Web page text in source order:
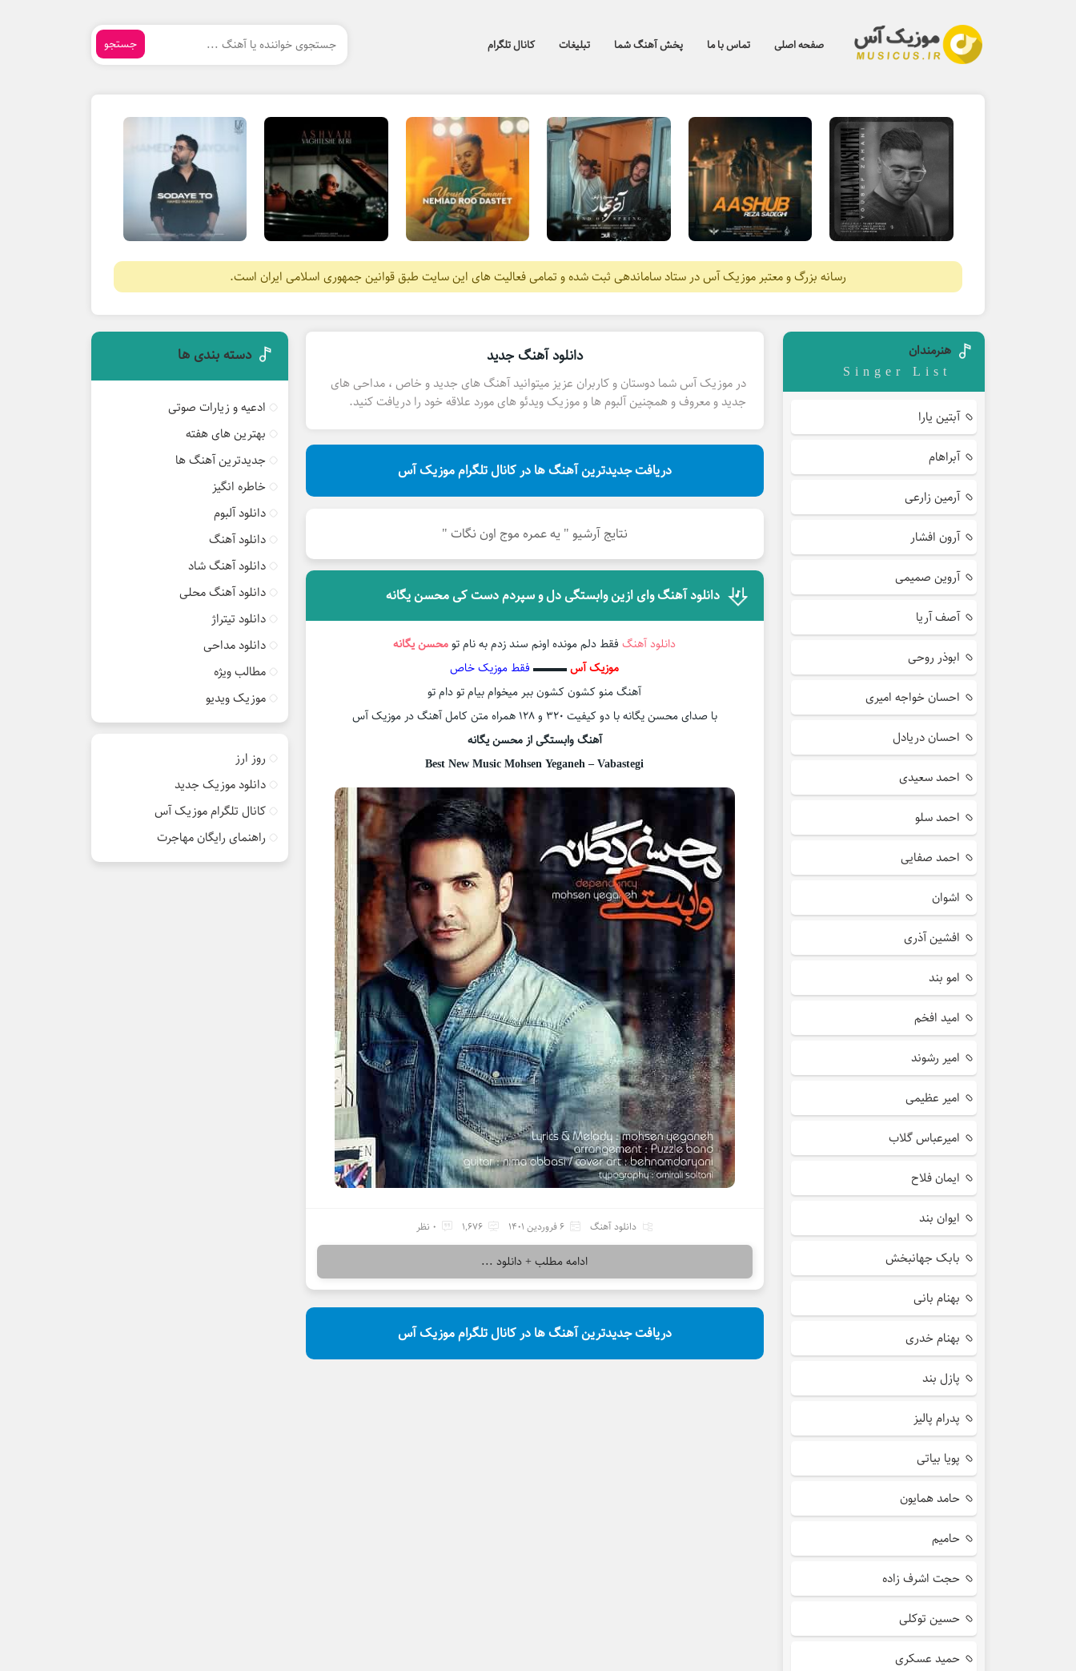
صفحه اصلی تماس با ما پخش آهنگ شما تبلیغات کانال تلگرام جستجو
رسانه بزرگ و معتبر موزیک آس در ستاد ساماندهی ثبت شده و تمامی فعالیت های این سایت طبق قوانین جمهوری اسلامی ایران است.
دانلود آهنگ جدید
در موزیک آس شما دوستان و کاربران عزیز میتوانید آهنگ های جدید و خاص ، مداحی های
جدید و معروف و همچنین آلبوم ها و موزیک ویدئو های مورد علاقه خود را دریافت کنید.
دریافت جدیدترین آهنگ ها در کانال تلگرام موزیک آس
نتایج آرشیو " یه عمره موج اون نگات "
دانلود آهنگ وای ازین وابستگی دل و سپردم دست کی محسن یگانه
دانلود آهنگفقط دلم مونده اونم سند زدم به نام تومحسن یگانه
موزیک آس▬▬▬ فقط موزیک خاص
آهنگ منو کشون کشون ببر میخوام بیام تو دام تو
با صدای محسن یگانه با دو کیفیت ۳۲۰ و ۱۲۸ همراه متن کامل آهنگ در موزیک آس
آهنگ وابستگی از محسن یگانه
Best New Music Mohsen Yeganeh – Vabastegi
دانلود آهنگ 6 فروردین 1401 1,676 0 نظر
ادامه مطلب + دانلود ...
دریافت جدیدترین آهنگ ها در کانال تلگرام موزیک آس
هنرمندان
Singer List
آبتین یارا
آبراهام
آرمین زارعی
آرون افشار
آروین صمیمی
آصف آریا
ابوذر روحی
احسان خواجه امیری
احسان دریادل
احمد سعیدی
احمد سلو
احمد صفایی
اشوان
افشین آذری
امو بند
امید افخم
امیر رشوند
امیر عظیمی
امیرعباس گلاب
ایمان فلاح
ایوان بند
بابک جهانبخش
بهنام بانی
بهنام خدری
پازل بند
پدرام پالیز
پویا بیاتی
حامد همایون
حامیم
حجت اشرف زاده
حسین توکلی
حمید عسکری
دسته بندی ها
ادعیه و زیارات صوتی
بهترین های هفته
جدیدترین آهنگ ها
خاطره انگیز
دانلود آلبوم
دانلود آهنگ
دانلود آهنگ شاد
دانلود آهنگ محلی
دانلود تیتراژ
دانلود مداحی
مطالب ویژه
موزیک ویدیو
روز ارز
دانلود موزیک جدید
کانال تلگرام موزیک آس
راهنمای رایگان مهاجرت